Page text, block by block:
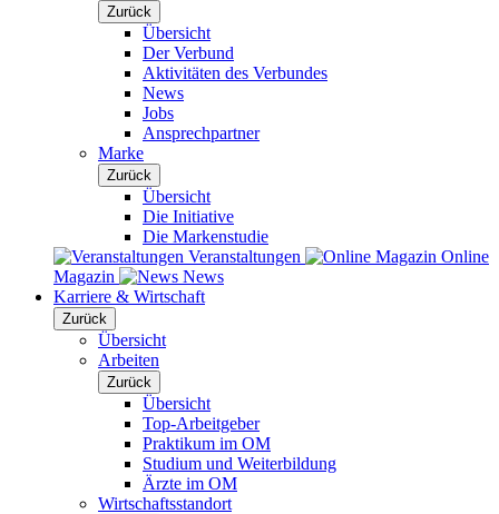
Zurück
Übersicht
Der Verbund
Aktivitäten des Verbundes
News
Jobs
Ansprechpartner
Marke
Zurück
Übersicht
Die Initiative
Die Markenstudie
Veranstaltungen
Online
Magazin
News
Karriere & Wirtschaft
Zurück
Übersicht
Arbeiten
Zurück
Übersicht
Top-Arbeitgeber
Praktikum im OM
Studium und Weiterbildung
Ärzte im OM
Wirtschaftsstandort